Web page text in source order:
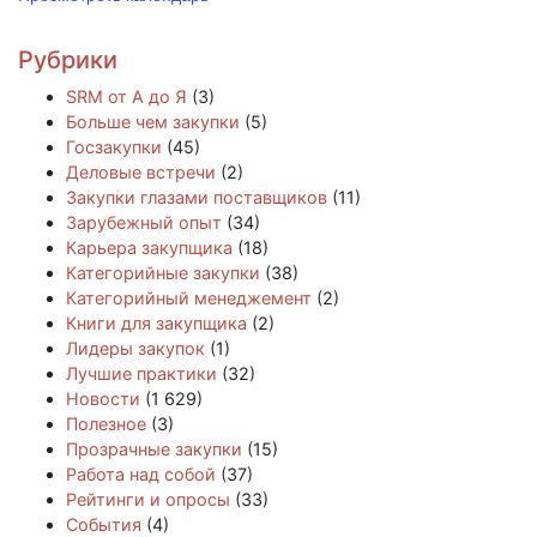
Рубрики
SRM от А до Я (3)
Больше чем закупки (5)
Госзакупки (45)
Деловые встречи (2)
Закупки глазами поставщиков (11)
Зарубежный опыт (34)
Карьера закупщика (18)
Категорийные закупки (38)
Категорийный менеджемент (2)
Книги для закупщика (2)
Лидеры закупок (1)
Лучшие практики (32)
Новости (1 629)
Полезное (3)
Прозрачные закупки (15)
Работа над собой (37)
Рейтинги и опросы (33)
События (4)